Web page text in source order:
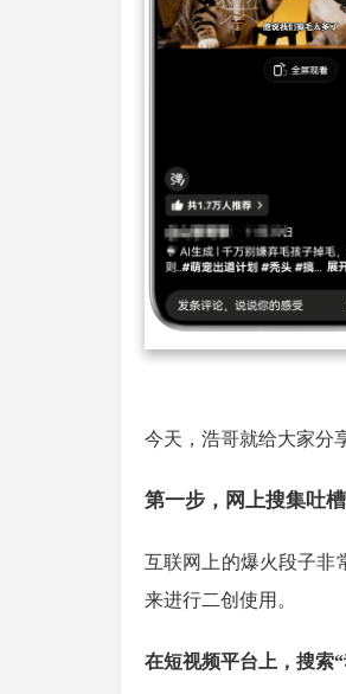
今天，浩哥就给大家分
第一步，网上搜集吐
互联网上的爆火段子非
来进行二创使用。
在短视频平台上，搜索